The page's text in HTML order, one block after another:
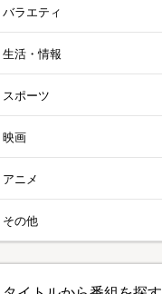
バラエティ
生活・情報
スポーツ
映画
アニメ
その他